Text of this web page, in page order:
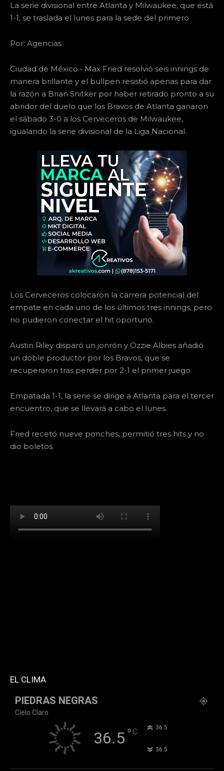
La serie divisional entre Atlanta y Milwaukee, que está
1-1, se traslada el lunes para la sede del primero
Por: Agencias
Ciudad de México.- Max Fried resolvió seis innings de
manera brillante y el bullpen resistió apenas para dar
la razón a Brian Snitker por haber retirado pronto a su
abridor del duelo que los Bravos de Atlanta ganaron
el sábado 3-0 a los Cerveceros de Milwaukee,
igualando la serie divisional de la Liga Nacional.
Los Cerveceros colocaron la carrera potencial del
empate en cada uno de los últimos tres innings, pero
no pudieron conectar el hit oportuno.
Austin Riley disparó un jonrón y Ozzie Albies añadió
un doble productor por los Bravos, que se
recuperaron tras perder por 2-1 el primer juego.
Empatada 1-1, la serie se dirige a Atlanta para el tercer
encuentro, que se llevará a cabo el lunes.
Fried recetó nueve ponches, permitió tres hits y no
dio boletos.
EL CLIMA
PIEDRAS NEGRAS
Cielo Claro
36.5°C 36.5
36.5